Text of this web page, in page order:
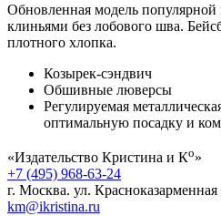
Обновленная модель популярной
клиньями без лобового шва.
плотного хлопка.
Козырек-сэндвич
Обшивные люверсы
Регулируемая
оптимальную посадку и
«Издательство Кристина и Ко»
+7 (495) 968-63-24
г. Москва. ул.
km@ikristina.ru